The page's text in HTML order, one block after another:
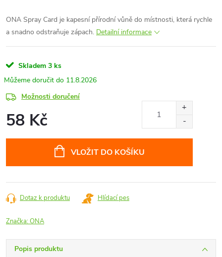
ONA Spray Card je kapesní přírodní vůně do místnosti, která rychle
a snadno odstraňuje zápach. Detailní informace
Skladem 3 ks
11.8.2026
Možnosti doručení
58 Kč
VLOŽIT DO KOŠÍKU
Dotaz k produktu Hlídací pes
Značka:ONA
Popis produktu